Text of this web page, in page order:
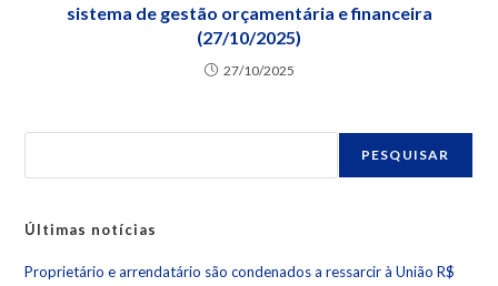
sistema de gestão orçamentária e financeira
(27/10/2025)
27/10/2025
PESQUISAR
Últimas notícias
Proprietário e arrendatário são condenados a ressarcir à União R$